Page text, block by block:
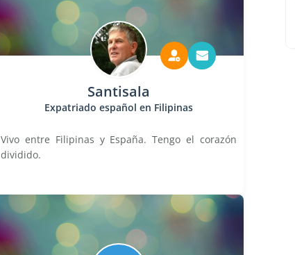
Santisala
Expatriado español en Filipinas
Vivo entre Filipinas y España. Tengo el corazón
dividido.